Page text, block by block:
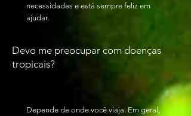
necessidades e está sempre feliz em
ajudar.
Devo me preocupar com doenças
tropicais?
Depende de onde você viaja. Em geral,